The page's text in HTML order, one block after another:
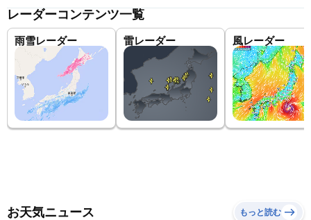
レーダーコンテンツ一覧
雨雪レーダー 雷レーダー 風レーダー
お天気ニュース もっと読む